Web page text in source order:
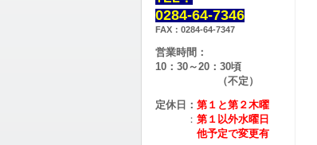
0284-64-7346
FAX：0284-64-7347
営業時間：
10：30～20：30頃
（不定）
定休日： 第１と第２木曜
： 第１以外水曜日
他予定で変更有